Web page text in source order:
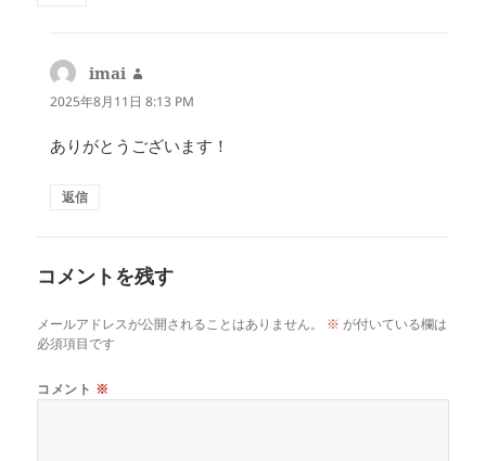
imai
り:
2025年8月11日 8:13 PM
ありがとうございます！
返信
コメントを残す
メールアドレスが公開されることはありません。 ※ が付いている欄は
必須項目です
コメント ※